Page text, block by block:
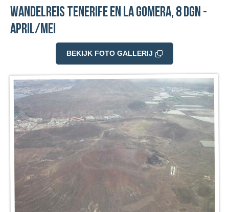
Wandelreis Tenerife en La Gomera, 8 dgn -
april/mei
BEKIJK FOTO GALLERIJ